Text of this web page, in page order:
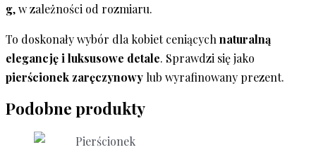
g, w zależności od rozmiaru.
To doskonały wybór dla kobiet ceniących naturalną
elegancję i luksusowe detale. Sprawdzi się jako
pierścionek zaręczynowy lub wyrafinowany prezent.
Podobne produkty